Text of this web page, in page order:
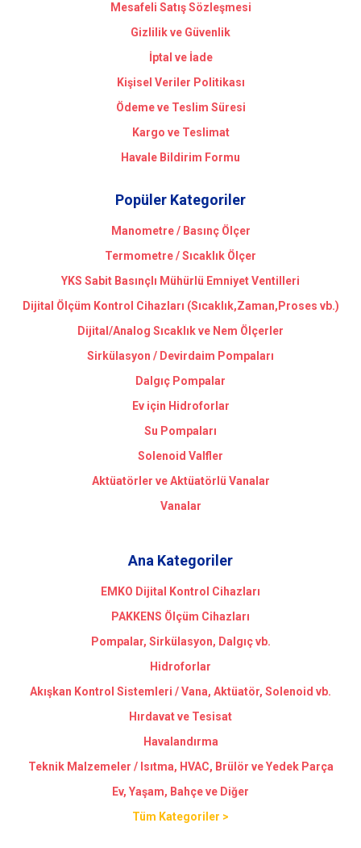
Mesafeli Satış Sözleşmesi
Gizlilik ve Güvenlik
İptal ve İade
Kişisel Veriler Politikası
Ödeme ve Teslim Süresi
Kargo ve Teslimat
Havale Bildirim Formu
Popüler Kategoriler
Manometre / Basınç Ölçer
Termometre / Sıcaklık Ölçer
YKS Sabit Basınçlı Mühürlü Emniyet Ventilleri
Dijital Ölçüm Kontrol Cihazları (Sıcaklık,Zaman,Proses vb.)
Dijital/Analog Sıcaklık ve Nem Ölçerler
Sirkülasyon / Devirdaim Pompaları
Dalgıç Pompalar
Ev için Hidroforlar
Su Pompaları
Solenoid Valfler
Aktüatörler ve Aktüatörlü Vanalar
Vanalar
Ana Kategoriler
EMKO Dijital Kontrol Cihazları
PAKKENS Ölçüm Cihazları
Pompalar, Sirkülasyon, Dalgıç vb.
Hidroforlar
Akışkan Kontrol Sistemleri / Vana, Aktüatör, Solenoid vb.
Hırdavat ve Tesisat
Havalandırma
Teknik Malzemeler / Isıtma, HVAC, Brülör ve Yedek Parça
Ev, Yaşam, Bahçe ve Diğer
Tüm Kategoriler >